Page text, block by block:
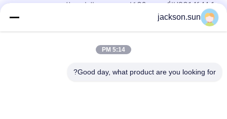
ISO14644-1 الأكسجين O2 كاشف تسرب الغاز محلل تذوب - مرشح
القماش في مهب الغبار اختبار الوجه واقية للكشف عن النسيج
ASTM D5362 معدات اختبار النسيج / كيس فول القماش Snagging
jackson.sun
5:14 PM
Good day, what product are you looking for?